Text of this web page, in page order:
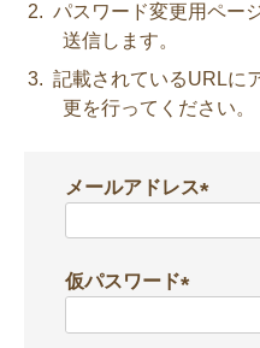
パスワード変更用ペー
送信します。
記載されているURLに
更を行ってください。
メールアドレス
仮パスワード